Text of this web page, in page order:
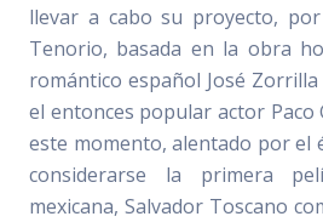
llevar a cabo su proyecto,
Tenorio, basada en la obra
romántico español José
el entonces popular actor Paco
este momento, alentado por el
considerarse la primera
mexicana, Salvador Toscano